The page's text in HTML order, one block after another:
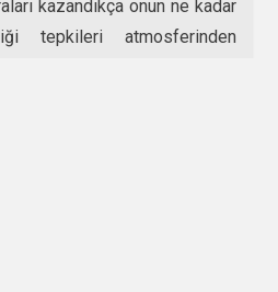
kazandıkça onun ne kadar
tepkileri atmosferinden